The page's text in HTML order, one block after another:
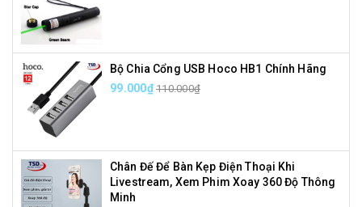
Bộ Chia Cổng USB Hoco HB1 Chính Hãng
99.000₫ 110.000₫
Chân Đế Để Bàn Kẹp Điện Thoại Khi
Livestream, Xem Phim Xoay 360 Độ Thông
Minh